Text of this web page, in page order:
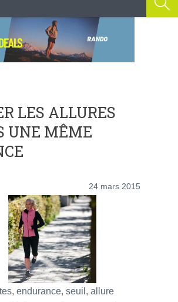
LES ALLURES
UNE MÊME
24 mars 2015
endurance, seuil, allure